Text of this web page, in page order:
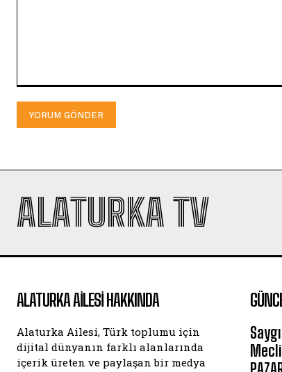
ALATURKA TV
ALATURKA AILESI HAKKINDA
Alaturka Ailesi, Türk toplumu için
dijital dünyanın farklı alanlarında
içerik üreten ve paylaşan bir medya